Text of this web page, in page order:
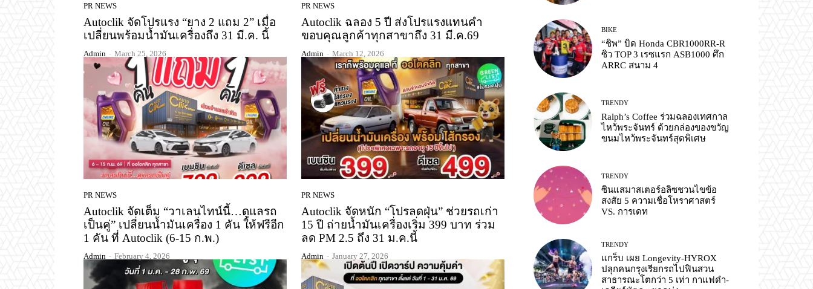
PR NEWS
Autoclik จัดโปรแรง “ยาง 2 แถม 2” เมื่อ
เปลี่ยนพร้อมน้ำมันเครื่องถึง 31 มี.ค. นี้
Admin - March 25, 2026
PR NEWS
Autoclik ฉลอง 5 ปี ส่งโปรแรงแทนคำ
ขอบคุณลูกค้าทุกสาขาถึง 31 มี.ค.69
Admin - March 12, 2026
PR NEWS
Autoclik จัดเต็ม “วาเลนไทน์นี้…ดูแลรถ
เป็นคู่” เปลี่ยนน้ำมันเครื่อง 1 คัน ให้ฟรีอีก
1 คัน ที่ Autoclik (6-15 ก.พ.)
Admin - February 4, 2026
PR NEWS
Autoclik จัดหนัก “โปรลดฝุ่น” ช่วยรถเก่า
15 ปี ถ่ายน้ำมันเครื่องเริ่ม 399 บาท ร่วม
ลด PM 2.5 ถึง 31 ม.ค.นี้
Admin - January 27, 2026
BIKE
“ชิพ” บิด Honda CBR1000RR-R
ซิว TOP 3 เรซแรก ASB1000 ศึก
ARRC สนาม 4
TRENDY
Ralph’s Coffee ร่วมฉลองเทศกาล
ไหว้พระจันทร์ ด้วยกล่องของขวัญ
ขนมไหว้พระจันทร์สุดพิเศษ
TRENDY
ซินแสมาสเตอร์อลิซชวนไขข้อ
สงสัย 5 ความเชื่อโหราศาสตร์
VS. การเดท
TRENDY
แกร็บ เผย Longevity-HYROX
ปลุกคนกรุงเรียกรถไปฟินสวน
สาธารณะโตกว่า 5 เท่า กาแฟดำ-